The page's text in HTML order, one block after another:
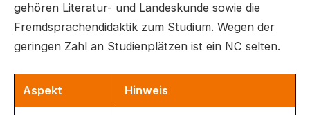
gehören Literatur- und Landeskunde sowie die
Fremdsprachendidaktik zum Studium. Wegen der
geringen Zahl an Studienplätzen ist ein NC selten.
Aspekt Hinweis